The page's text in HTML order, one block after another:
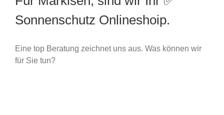
Sonnenschutz Onlineshoip.
Eine top Beratung zeichnet uns aus. Was können wir
für Sie tun?